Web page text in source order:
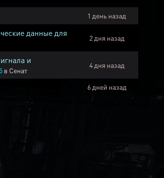
1 день назад
данные для
2 дня назад
и
в Сенат
4 дня назад
6 дней назад